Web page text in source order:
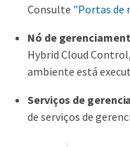
Consulte "Portas de
Nó de
Hybrid Cloud
ambiente está
Serviços de
de serviços de